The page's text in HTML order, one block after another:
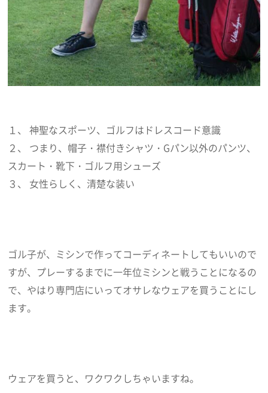
１、 神聖なスポーツ、ゴルフはドレスコード意識
２、 つまり、帽子・襟付きシャツ・Gパン以外のパンツ、
スカート・靴下・ゴルフ用シューズ
３、 女性らしく、清楚な装い
ゴル子が、ミシンで作ってコーディネートしてもいいので
すが、プレーするまでに一年位ミシンと戦うことになるの
で、やはり専門店にいってオサレなウェアを買うことにし
ます。
ウェアを買うと、ワクワクしちゃいますね。